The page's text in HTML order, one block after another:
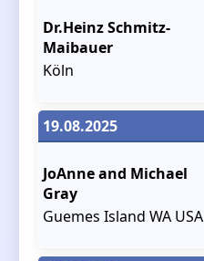
Dr.Heinz Schmitz-
Maibauer
Köln
19.08.2025
JoAnne and Michael
Gray
Guemes Island WA USA